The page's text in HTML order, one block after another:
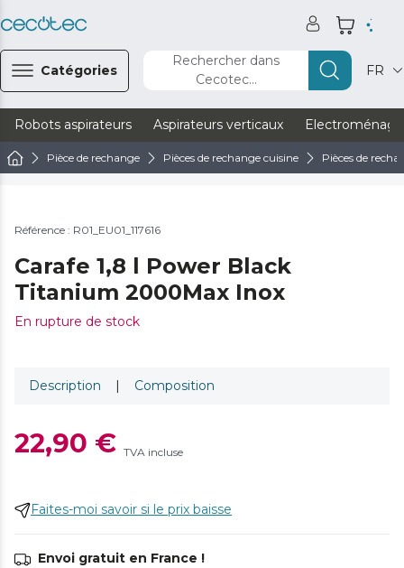
Catégories
Rechercher dans
Cecotec...
FR
Robots aspirateurs Aspirateurs verticaux
Pièce de rechange Pièces de rechange cuisine Pièces de
Référence : R01_EU01_117616
Carafe 1,8 l Power Black
Titanium 2000Max Inox
En rupture de stock
Description | Composition
22,90 € TVA incluse
Faites-moi savoir si le prix baisse
Envoi gratuit en France !